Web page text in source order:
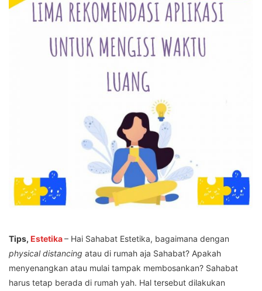
Tips, Estetika– Hai Sahabat Estetika, bagaimana dengan
physical distancing atau di rumah aja Sahabat? Apakah
menyenangkan atau mulai tampak membosankan? Sahabat
harus tetap berada di rumah yah. Hal tersebut dilakukan